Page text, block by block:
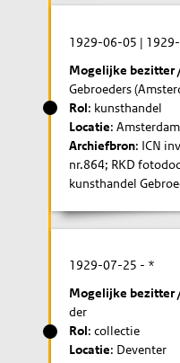
1929-06-05 |
Mogelijke bezitter
Gebroeders
Rol: kunsthandel
Locatie: Amsterdam
Archiefbron: ICN
nr.864; RKD
kunsthandel
1929-07-25 - *
Mogelijke bezitter
der
Rol: collectie
Locatie: Deventer